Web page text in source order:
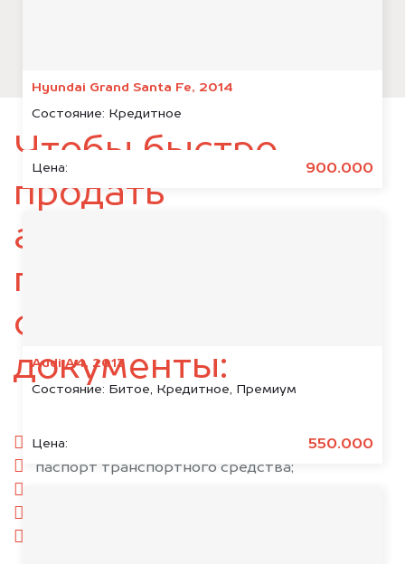
Hyundai Grand Santa Fe, 2014
Состояние: Кредитное
Цена: 900.000
Audi A4, 2013
Состояние: Битое, Кредитное, Премиум
Цена: 550.000
Чтобы быстро
продать
автомобиль,
подготовьте
следующие
документы:
паспорт гражданина РФ;
паспорт транспортного средства;